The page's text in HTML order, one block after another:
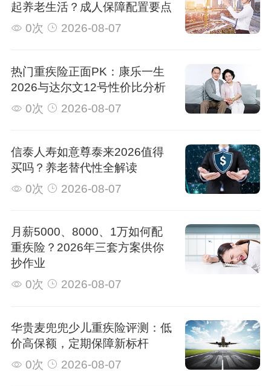
起养老生活？成人保障配置要点
0次
2026-08-07
热门重疾险正面PK：康乐一生
2026与达尔文12号性价比分析
0次
2026-08-07
信泰人寿如意尊泰来2026值得
买吗？养老替代性全解读
0次
2026-08-07
月薪5000、8000、1万如何配
重疾险？2026年三套方案供你
抄作业
0次
2026-08-07
华贵麦兜兜少儿重疾险评测：低
价高保额，定期保障新标杆
0次
2026-08-07